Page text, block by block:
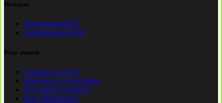
История
Чемпионы КПЛ
Бомбардиры КПЛ
База знаний
Ставки на спорт
Причины и симптомы
Кто такой лудоман?
Как избавиться?